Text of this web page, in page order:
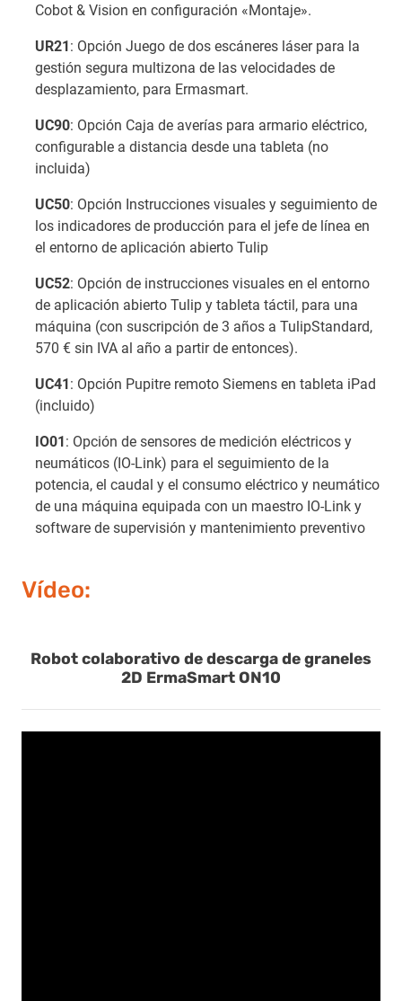
Cobot & Vision en configuración «Montaje».
UR21: Opción Juego de dos escáneres láser para la
gestión segura multizona de las velocidades de
desplazamiento, para Ermasmart.
UC90: Opción Caja de averías para armario eléctrico,
configurable a distancia desde una tableta (no
incluida)
UC50: Opción Instrucciones visuales y seguimiento de
los indicadores de producción para el jefe de línea en
el entorno de aplicación abierto Tulip
UC52: Opción de instrucciones visuales en el entorno
de aplicación abierto Tulip y tableta táctil, para una
máquina (con suscripción de 3 años a TulipStandard,
570 € sin IVA al año a partir de entonces).
UC41: Opción Pupitre remoto Siemens en tableta iPad
(incluido)
IO01: Opción de sensores de medición eléctricos y
neumáticos (IO-Link) para el seguimiento de la
potencia, el caudal y el consumo eléctrico y neumático
de una máquina equipada con un maestro IO-Link y
software de supervisión y mantenimiento preventivo
Vídeo:
Robot colaborativo de descarga de graneles
2D ErmaSmart ON10